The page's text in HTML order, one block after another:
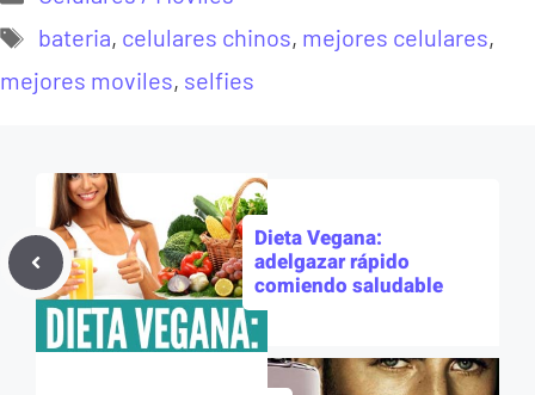
Etiquetas
bateria, celulares chinos, mejores celulares,
mejores moviles, selfies
Dieta Vegana:
adelgazar rápido
comiendo saludable